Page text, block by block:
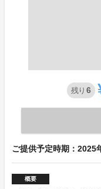
残り 6
ご提供予定時期：2025
概要